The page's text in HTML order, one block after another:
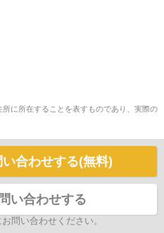
に所在することを表すものであり、実際の
合わせする(無料)
い合わせする
問い合わせください。